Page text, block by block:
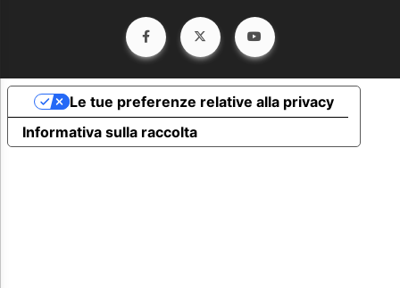
Informativa sulla raccolta
Le tue preferenze relative alla privacy